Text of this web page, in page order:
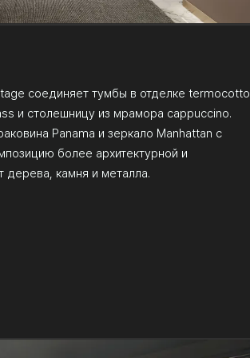
соединяет тумбы в отделке termocotto
и столешницу из мрамора cappuccino.
Panama и зеркало Manhattan с
более архитектурной и
дерева, камня и металла.